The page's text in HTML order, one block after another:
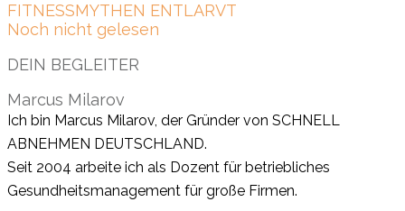
FITNESSMYTHEN ENTLARVT
Noch nicht gelesen
DEIN BEGLEITER
Marcus Milarov
Ich bin Marcus Milarov, der Gründer von SCHNELL
ABNEHMEN DEUTSCHLAND.
Seit 2004 arbeite ich als Dozent für betriebliches
Gesundheitsmanagement für große Firmen.